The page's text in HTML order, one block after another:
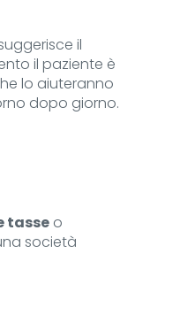
il
il paziente è
lo aiuteranno
dopo giorno.
tasseo
società